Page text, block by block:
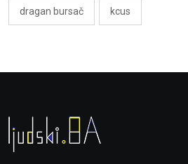
dragan bursač kcus